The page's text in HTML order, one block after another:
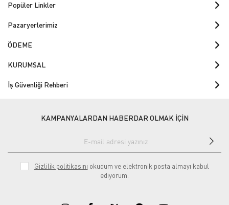
Popüler Linkler
Pazaryerlerimiz
ÖDEME
KURUMSAL
İş Güvenliği Rehberi
KAMPANYALARDAN HABERDAR OLMAK İÇİN
Gizlilik politikasını okudum ve elektronik posta almayı kabul
ediyorum.